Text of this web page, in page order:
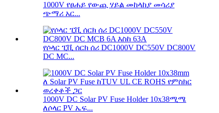
1000V የፀሐይ የውጪ ሃይል መከላከያ መሳሪያ
ጭማሪ አር...
የሶላር ፒቪ ሰርክ ሰሪ DC1000V DC550V DC800V
DC MC...
1000V DC Solar PV Fuse Holder 10x38ሚሜ
ለሶላር PV ኤፍ...